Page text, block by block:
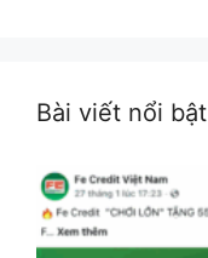
Bài viết nổi bật